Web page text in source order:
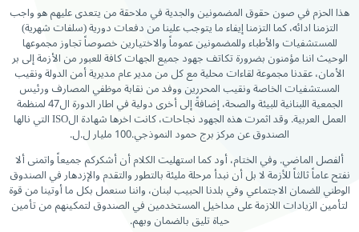
هذا الحزم في صون حقوق المضمونين والجدية في ملاحقة من يتعدى عليهم هو واجب
التزمنا ادائه، كما التزمنا إيفاء ما يتوجب علينا من دفعات دورية (سلفات شهرية)
للمستشفيات والأطباء وللمضمونين عموماً والاختيارين خصوصاً تجاوز مجموعها
الوحيث اننا مؤمنون بضرورة تكاتف جهود جميع الجهات كافة للعبور من الأزمة إلى بر
الأمان، عقدنا مجموعة لقاءات محلية مع كل من مدير عام مديرية أمن الدولة ونقيب
المستشفيات الخاصة ونقيب المحررين ووفد من نقابة موظفي المصارف ورئيس
الجمعية اللبنانية للبيئة والصحة، إضافةً إلى أخرى دولية في اطار الدورة ال47 لمنظمة
العمل العربية. وقد اثمرت هذه الجهود نجاحات، كانت اخرها شهادة الISO التي نالها
الصندوق عن مركز برج حمود النموذجي.100 مليار ل.ل.
ألفصل الماضي. وفي الختام، أود كما استهليت الكلام أن أشكركم جميعاً واتمنى ألا
نفتح عاماً ثالثاً للأزمة لا بل أن نبدأ مرحلة مليئة بالتطور والتقدم والإزدهار في الصندوق
الوطني للضمان الاجتماعي وفي بلدنا الحبيب لبنان، واننا سنعمل بكل ما أوتينا من قوة
لتأمين الزيادات اللازمة على مداخيل المستخدمين في الصندوق لتمكينهم من تأمين
حياة تليق بالضمان وبهم.